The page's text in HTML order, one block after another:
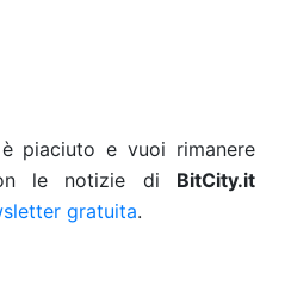
piaciuto e vuoi rimanere
le notizie di BitCity.it
gratuita.